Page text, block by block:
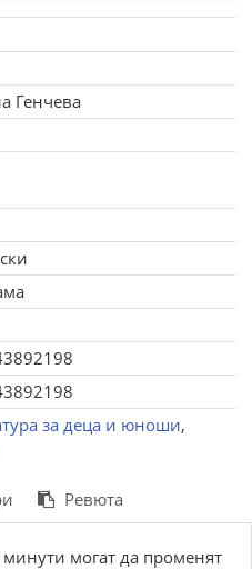
Генчева
за деца и юноши,
Ревюта
могат да променят